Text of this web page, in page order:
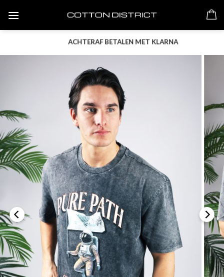
content
ACHTERAF BETALEN MET KLARNA